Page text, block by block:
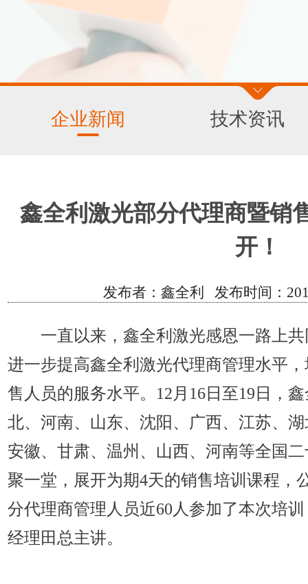
企业新闻 技术资讯
鑫全利激光部分代理商暨销
开！
发布者：鑫全利 发布时间：
一直以来，鑫全利激光感恩一路上共
进一步提高鑫全利激光代理商管理水平
售人员的服务水平。12月16日至19日，
北、河南、山东、沈阳、广西、江苏、
安徽、甘肃、温州、山西、河南等全国
聚一堂，展开为期4天的销售培训课程，
分代理商管理人员近60人参加了本次培
经理田总主讲。